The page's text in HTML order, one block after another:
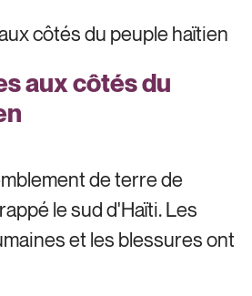
aux côtés du
de terre de
le sud d'Haïti. Les
et les blessures ont